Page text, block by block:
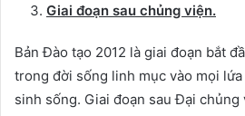
Giai đoạn sau chủng viện.
Bản Đào tạo 2012 là giai đoạn bắt
trong đời sống linh mục vào mọi
sinh sống. Giai đoạn sau Đại chủng